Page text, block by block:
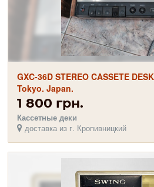
GXC-36D STEREO CASSETE
Tokyo. Japan.
1 800 грн.
Кассетные деки
доставка из г. Кропивницкий